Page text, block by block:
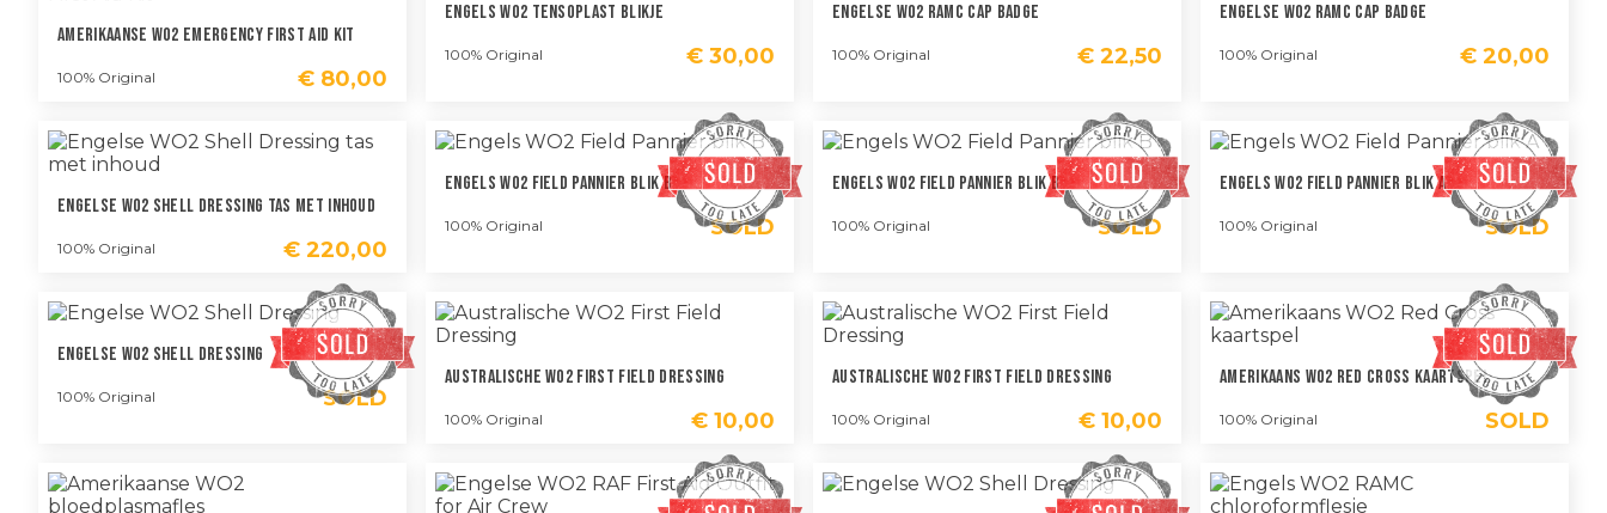
Amerikaanse WO2 Emergency First Aid Kit
100% Original € 80,00
Engels WO2 Tensoplast Blikje
100% Original € 30,00
Engelse WO2 RAMC Cap Badge
100% Original € 22,50
Engelse WO2 RAMC Cap Badge
100% Original € 20,00
Engelse WO2 Shell Dressing Tas Met Inhoud
100% Original € 220,00
Engels WO2 Field Pannier Blik B
100% Original SOLD
Engels WO2 Field Pannier Blik B
100% Original SOLD
Engels WO2 Field Pannier Blik A
100% Original SOLD
Engelse WO2 Shell Dressing
100% Original SOLD
Australische WO2 First Field Dressing
100% Original € 10,00
Australische WO2 First Field Dressing
100% Original € 10,00
Amerikaans WO2 Red Cross Kaartspel
100% Original SOLD